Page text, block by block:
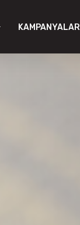
KAMPANYALAR